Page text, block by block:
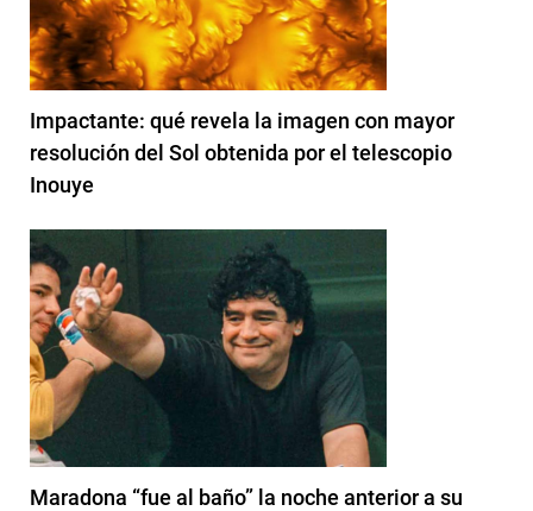
Impactante: qué revela la imagen con mayor
resolución del Sol obtenida por el telescopio
Inouye
Maradona “fue al baño” la noche anterior a su